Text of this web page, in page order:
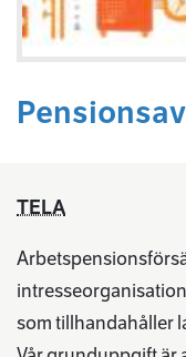
TELA
som tillhandahåller